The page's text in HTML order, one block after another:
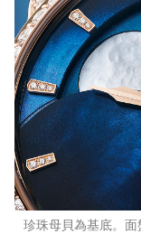
珍珠母貝為基底。